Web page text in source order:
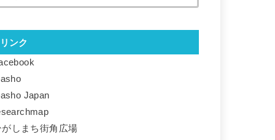
リンク
Japan
がしまち街角広場